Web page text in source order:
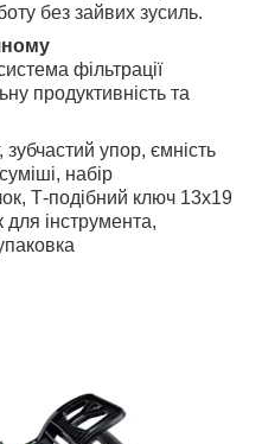
без зайвих зусиль.
фільтрації
продуктивність та
упор, ємність
набір
Т-подібний ключ 13х19
інструмента,